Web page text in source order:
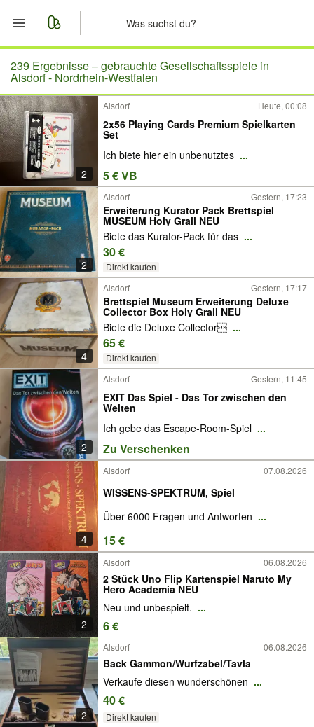
Start
Merkliste
Nachrichten
Anzeige aufgeben
239 Ergebnisse –gebrauchte Gesellschaftsspiele in
Alsdorf - Nordrhein-Westfalen
2
Alsdorf Heute, 00:08
2x56 Playing Cards Premium Spielkarten
Set
Ich biete hier ein unbenutztes ...
5 € VB
2
Alsdorf Gestern, 17:23
Erweiterung Kurator Pack Brettspiel
MUSEUM Holy Grail NEU
Biete das Kurator-Pack für das ...
30 €
Direkt kaufen
4
Alsdorf Gestern, 17:17
Brettspiel Museum Erweiterung Deluxe
Collector Box Holy Grail NEU
Biete die Deluxe Collector ...
65 €
Direkt kaufen
2
Alsdorf Gestern, 11:45
EXIT Das Spiel - Das Tor zwischen den
Welten
Ich gebe das Escape-Room-Spiel ...
Zu Verschenken
4
Alsdorf 07.08.2026
WISSENS-SPEKTRUM, Spiel
Über 6000 Fragen und Antworten ...
15 €
2
Alsdorf 06.08.2026
2 Stück Uno Flip Kartenspiel Naruto My
Hero Academia NEU
Neu und unbespielt. ...
6 €
2
Alsdorf 06.08.2026
Back Gammon/Wurfzabel/Tavla
Verkaufe diesen wunderschönen ...
40 €
Direkt kaufen